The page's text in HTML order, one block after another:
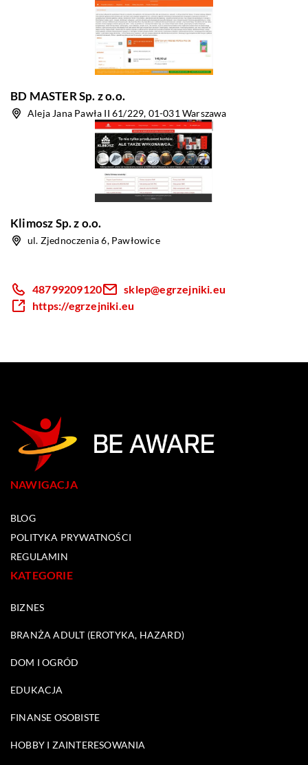
BD MASTER Sp. z o.o.
Aleja Jana Pawła II 61/229, 01-031 Warszawa
Klimosz Sp. z o.o.
ul. Zjednoczenia 6, Pawłowice
48799209120
sklep@egrzejniki.eu
https://egrzejniki.eu
NAWIGACJA
BLOG
POLITYKA PRYWATNOŚCI
REGULAMIN
KATEGORIE
BIZNES
BRANŻA ADULT (EROTYKA, HAZARD)
DOM I OGRÓD
EDUKACJA
FINANSE OSOBISTE
HOBBY I ZAINTERESOWANIA